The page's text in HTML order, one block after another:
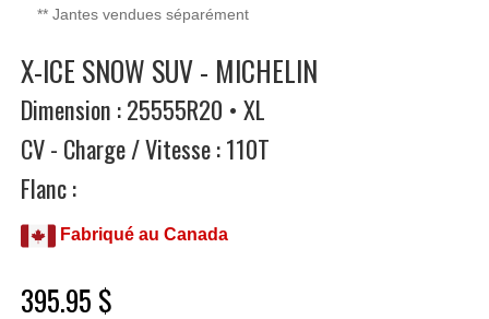
** Jantes vendues séparément
X-ICE SNOW SUV - MICHELIN
Dimension : 25555R20 • XL
CV - Charge / Vitesse : 110T
Flanc :
Fabriqué au Canada
395.95 $